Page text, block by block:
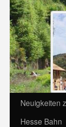
Neuigkeiten
Hesse Bahn